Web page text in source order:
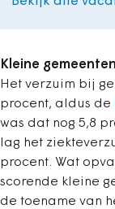
Kleine gemeenten
Het verzuim bij
procent, aldus de
was dat nog 5,8
lag het
procent. Wat
scorende kleine
de toename van